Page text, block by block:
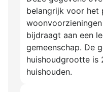
belangrijk voor het
bijdraagt aan een
gemeenschap. De
huishoudgrootte is
huishouden.